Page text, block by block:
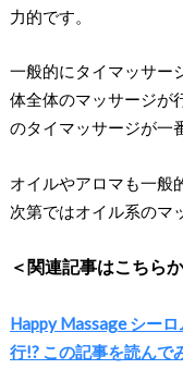
力的です。
一般的にタイマッサー
体全体のマッサージが
のタイマッサージが一
オイルやアロマも一般
次第ではオイル系のマ
＜関連記事はこちら
Happy Massage シー
行!? この記事を読んで